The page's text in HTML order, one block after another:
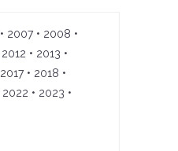
• 2007• 2008 •
2012 • 2013 •
2017• 2018 •
2022 • 2023 •